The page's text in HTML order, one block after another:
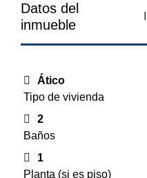
Datos del
inmueble
Ático
Tipo de vivienda
2
Baños
1
Planta (si es piso)